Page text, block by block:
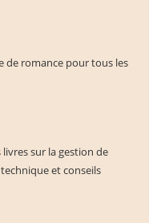
de romance pour tous les
sur la gestion de
et conseils